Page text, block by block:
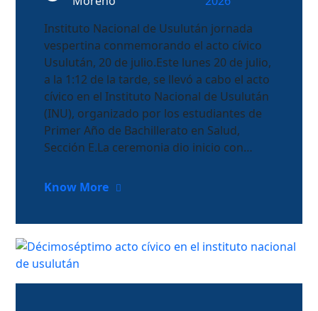
Instituto Nacional de Usulután jornada
vespertina conmemorando el acto cívico
Usulután, 20 de julio.Este lunes 20 de julio,
a la 1:12 de la tarde, se llevó a cabo el acto
cívico en el Instituto Nacional de Usulután
(INU), organizado por los estudiantes de
Primer Año de Bachillerato en Salud,
Sección E.La ceremonia dio inicio con…
Know More